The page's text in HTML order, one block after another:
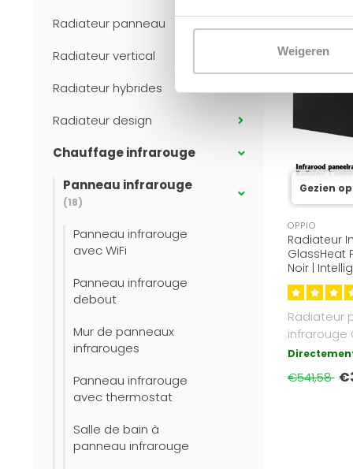
Weigeren
Radiateur panneau
Radiateur vertical
Radiateur hybrides
Radiateur design
Chauffage infrarouge
Panneau infrarouge
(18)
Panneau infrarouge
avec WiFi
Panneau infrarouge
debout
Mur de panneaux
infrarouges
Panneau infrarouge
avec thermostat
Salle de bain à
panneau infrarouge
Gezien
OPPIO
Radiateur
GlassHeat
Noir |
Radiateur
infrarouge
Pro 60x120
plage de..
€541,58